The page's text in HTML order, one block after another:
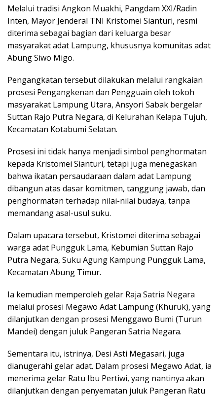
Melalui tradisi Angkon Muakhi, Pangdam XXI/Radin
Inten, Mayor Jenderal TNI Kristomei Sianturi, resmi
diterima sebagai bagian dari keluarga besar
masyarakat adat Lampung, khususnya komunitas adat
Abung Siwo Migo.
Pengangkatan tersebut dilakukan melalui rangkaian
prosesi Pengangkenan dan Pengguain oleh tokoh
masyarakat Lampung Utara, Ansyori Sabak bergelar
Suttan Rajo Putra Negara, di Kelurahan Kelapa Tujuh,
Kecamatan Kotabumi Selatan.
Prosesi ini tidak hanya menjadi simbol penghormatan
kepada Kristomei Sianturi, tetapi juga menegaskan
bahwa ikatan persaudaraan dalam adat Lampung
dibangun atas dasar komitmen, tanggung jawab, dan
penghormatan terhadap nilai-nilai budaya, tanpa
memandang asal-usul suku.
Dalam upacara tersebut, Kristomei diterima sebagai
warga adat Pungguk Lama, Kebumian Suttan Rajo
Putra Negara, Suku Agung Kampung Pungguk Lama,
Kecamatan Abung Timur.
Ia kemudian memperoleh gelar Raja Satria Negara
melalui prosesi Megawo Adat Lampung (Khuruk), yang
dilanjutkan dengan prosesi Menggawo Bumi (Turun
Mandei) dengan juluk Pangeran Satria Negara.
Sementara itu, istrinya, Desi Asti Megasari, juga
dianugerahi gelar adat. Dalam prosesi Megawo Adat, ia
menerima gelar Ratu Ibu Pertiwi, yang nantinya akan
dilanjutkan dengan penyematan juluk Pangeran Ratu